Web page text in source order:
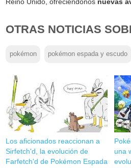
OTRAS NOTICIAS
pokémon pokémon espada y escudo
Los aficionados reaccionan a
Sirfetch'd, la evolución de
Farfetch'd de Pokémon Espada
una